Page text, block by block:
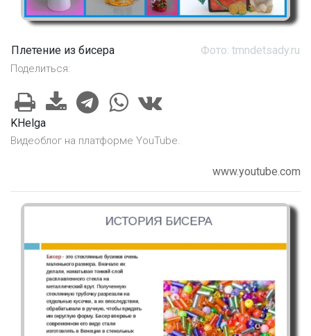
Плетение из бисера Фото: tmndetsady.ru
Поделиться:
KHelga
Видеоблог на платформе YouTube.
www.youtube.com